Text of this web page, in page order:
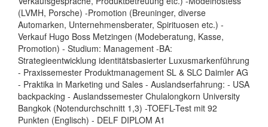
(LVMH, Porsche) -Promotion (Breuninger, diverse
Automarken, Unternehmensberater, Spirituosen etc.) -
Verkauf Hugo Boss Metzingen (Modeberatung, Kasse,
Promotion) - Studium: Management -BA:
Strategieentwicklung identitätsbasierter Luxusmarkenführung
- Praxissemester Produktmanagement SL & SLC Daimler AG
- Praktika in Marketing und Sales - Auslandserfahrung: - USA
backpacking - Auslandssemester Chulalongkorn University
Bangkok (Notendurchschnitt 1,3) -TOEFL-Test mit 92
Punkten (Englisch) - DELF DIPLOM A1